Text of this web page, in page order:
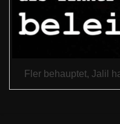
Fler behauptet, Jalil